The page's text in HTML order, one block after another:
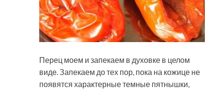
Перец моем и запекаем в духовке в целом
виде. Запекаем до тех пор, пока на кожице не
появятся характерные темные пятнышки,